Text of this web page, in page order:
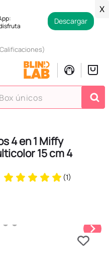
Descargar
X
Calificaciones)
4 en 1 Miffy
15 cm 4
(1)